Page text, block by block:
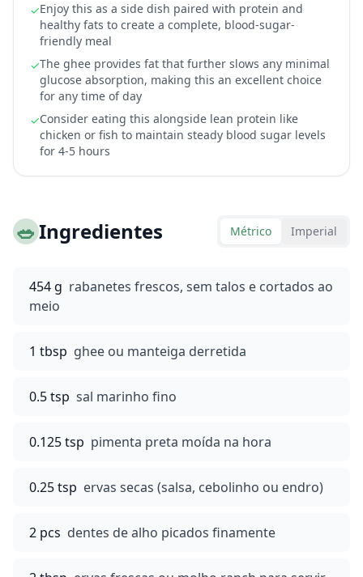
✓Enjoy this as a side dish paired with protein and
healthy fats to create a complete, blood-sugar-
friendly meal
✓The ghee provides fat that further slows any minimal
glucose absorption, making this an excellent choice
for any time of day
✓Consider eating this alongside lean protein like
chicken or fish to maintain steady blood sugar levels
for 4-5 hours
🥗Ingredientes Métrico Imperial
454 g rabanetes frescos, sem talos e cortados ao
meio
1 tbsp ghee ou manteiga derretida
0.5 tsp sal marinho fino
0.125 tsp pimenta preta moída na hora
0.25 tsp ervas secas (salsa, cebolinho ou endro)
2 pcs dentes de alho picados finamente